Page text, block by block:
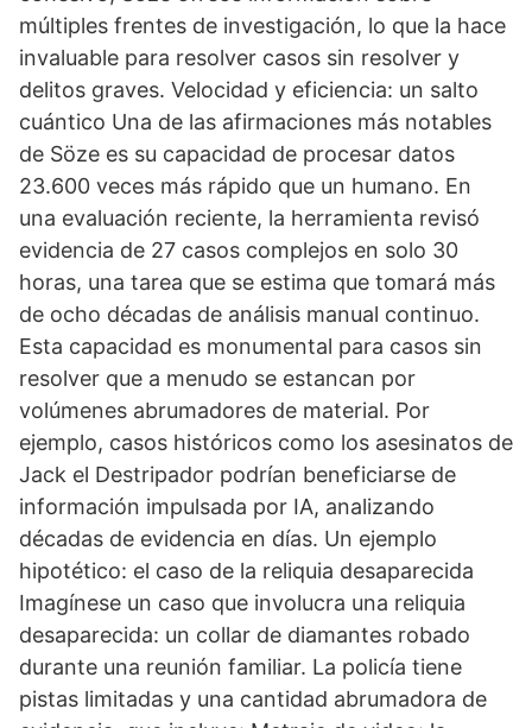
múltiples frentes de investigación, lo que la hace
invaluable para resolver casos sin resolver y
delitos graves. Velocidad y eficiencia: un salto
cuántico Una de las afirmaciones más notables
de Söze es su capacidad de procesar datos
23.600 veces más rápido que un humano. En
una evaluación reciente, la herramienta revisó
evidencia de 27 casos complejos en solo 30
horas, una tarea que se estima que tomará más
de ocho décadas de análisis manual continuo.
Esta capacidad es monumental para casos sin
resolver que a menudo se estancan por
volúmenes abrumadores de material. Por
ejemplo, casos históricos como los asesinatos de
Jack el Destripador podrían beneficiarse de
información impulsada por IA, analizando
décadas de evidencia en días. Un ejemplo
hipotético: el caso de la reliquia desaparecida
Imagínese un caso que involucra una reliquia
desaparecida: un collar de diamantes robado
durante una reunión familiar. La policía tiene
pistas limitadas y una cantidad abrumadora de